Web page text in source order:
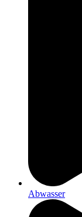
Abwasser